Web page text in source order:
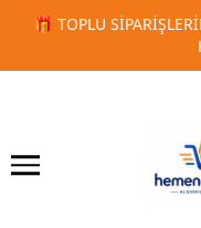
FIRSATLARINI